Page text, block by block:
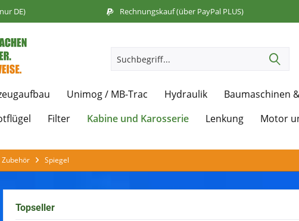
DE) Rechnungskauf (über PayPal PLUS)
Unimog / MB-Trac Hydraulik Baumaschinen
Filter Kabine und Karosserie Lenkung Motor
Zubehör Spiegel
Topseller